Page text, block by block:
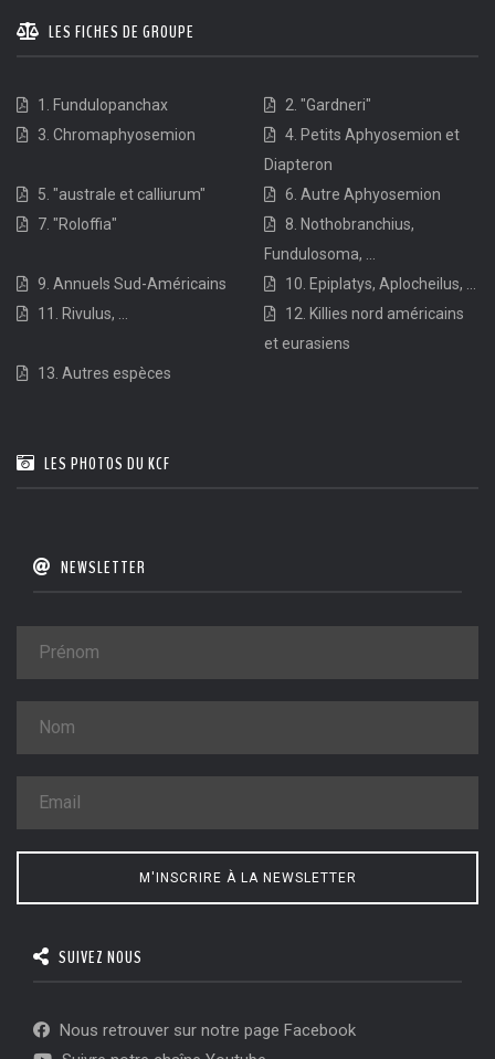
LES FICHES DE GROUPE
1. Fundulopanchax
2. "Gardneri"
3. Chromaphyosemion
4. Petits Aphyosemion et
Diapteron
5. "australe et calliurum"
6. Autre Aphyosemion
7. "Roloffia"
8. Nothobranchius,
Fundulosoma, ...
9. Annuels Sud-Américains
10. Epiplatys, Aplocheilus, ...
11. Rivulus, ...
12. Killies nord américains
et eurasiens
13. Autres espèces
LES PHOTOS DU KCF
NEWSLETTER
M'INSCRIRE À LA NEWSLETTER
SUIVEZ NOUS
Nous retrouver sur notre page Facebook